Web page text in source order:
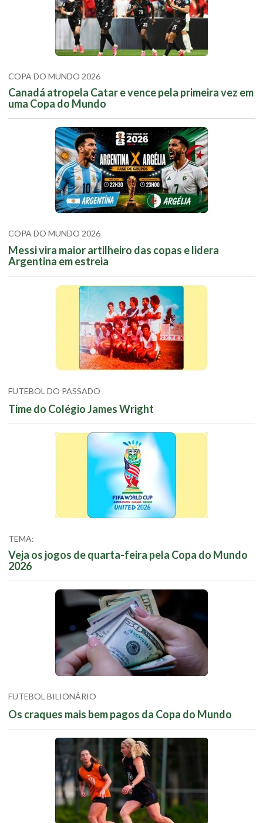
COPA DO MUNDO 2026
Canadá atropela Catar e vence pela primeira vez em
uma Copa do Mundo
COPA DO MUNDO 2026
Messi vira maior artilheiro das copas e lidera
Argentina em estreia
FUTEBOL DO PASSADO
Time do Colégio James Wright
TEMA:
Veja os jogos de quarta-feira pela Copa do Mundo
2026
FUTEBOL BILIONÁRIO
Os craques mais bem pagos da Copa do Mundo